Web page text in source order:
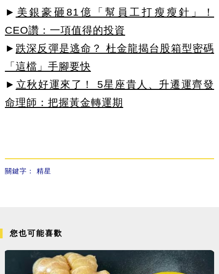
► 美銀豪砸81億「幫員工打瘦瘦針」！
CEO讚：一項值得的投資
► 跌深反彈是逃命？ 杜金龍揭台股箱型密碼
「這檔」手腳要快
► 立秋好運來了！ 5星座貴人、升遷運齊發
命理師：把握黃金轉運期
關鍵字： 精星
您也可能喜歡